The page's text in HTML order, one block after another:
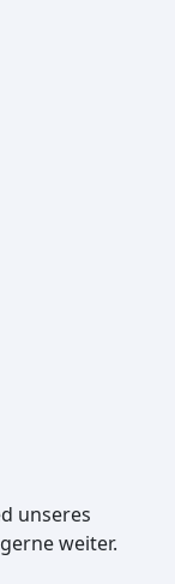
unseres
weiter.